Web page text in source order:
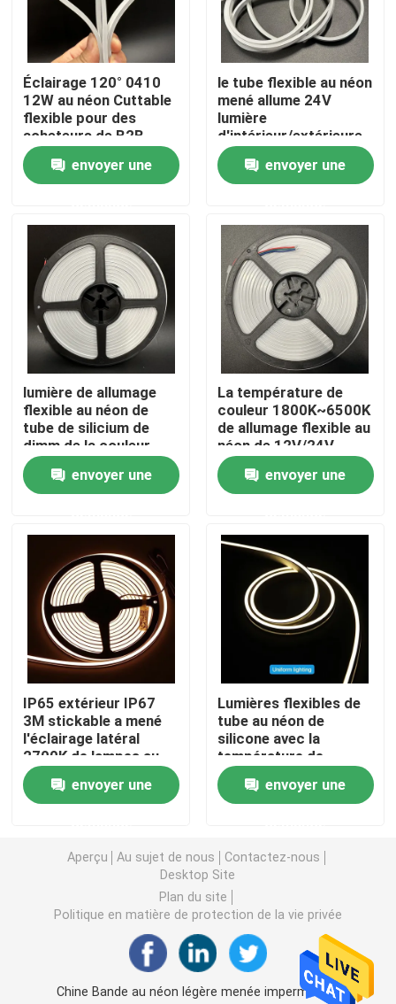
Aperçu
Produits
A propos de nous
Visite d'usine
Contrôle de la qualité
Contact
nouvelles
Lumière de bande au néon de LED
lumière de bande flexible au néon
Lumière de bande au néon de silicone
lumière menée d'épi
Lumière linéaire d'horizon
Sous la lumière de bande du Cabinet LED
Lumière de bijoux de LED
Éclairage 120° 0410
12W au néon Cuttable
flexible pour des
acheteurs de B2B
d'intérieur et
extérieursenvoyer une
le tube flexible au néon
mené allume 24V
lumière
d'intérieur/extérieure
de 2700~6500K
d'IP65 12W de silicium
de tube
envoyer une
lumière de allumage
flexible au néon de
tube de silicium de
dimm de la couleur
5M/Roll deux de
240LEDs/M double
envoyer une
La température de
couleur 1800K~6500K
de allumage flexible au
néon de 12V/24V
240LEDs/M
envoyer une
IP65 extérieur IP67
3M stickable a mené
l'éclairage latéral
2700K de lampes au
néon - 6500k
custiomizedenvoyer une
Lumières flexibles de
tube au néon de
silicone avec la
température de
couleur à partir de
1800 K à 6500K
envoyer une
Aperçu Au sujet de nous
Contactez-nous
Desktop Site
Plan du site
Politique en matière de protection de la vie privée
Chine Bande au néon légère menée imperméable